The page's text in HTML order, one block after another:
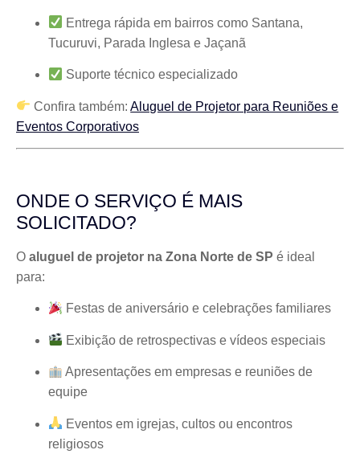
Entrega rápida em bairros como Santana,
Tucuruvi, Parada Inglesa e Jaçanã
Suporte técnico especializado
Confira também:Aluguel de Projetor para Reuniões e
Eventos Corporativos
ONDE O SERVIÇO É MAIS
SOLICITADO?
O aluguel de projetor na Zona Norte de SP é ideal
para:
Festas de aniversário e celebrações familiares
Exibição de retrospectivas e vídeos especiais
Apresentações em empresas e reuniões de
equipe
Eventos em igrejas, cultos ou encontros
religiosos